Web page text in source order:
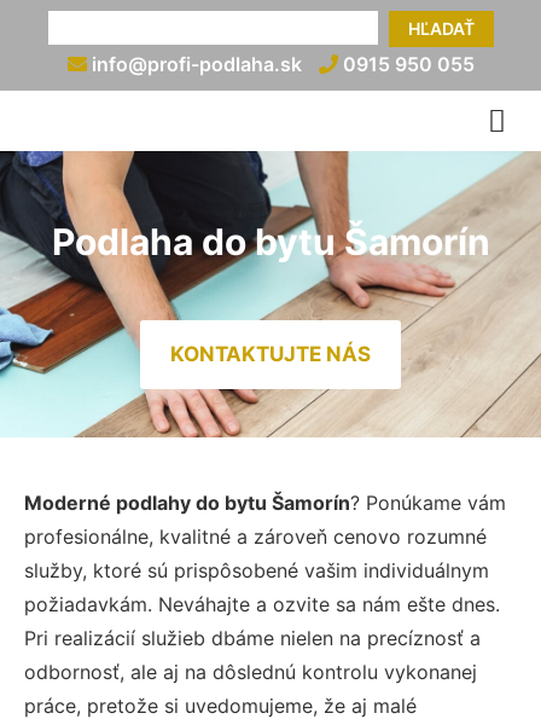
HĽADAŤ
info@profi-podlaha.sk 0915 950 055
Podlaha do bytu Šamorín
KONTAKTUJTE NÁS
Moderné podlahy do bytu Šamorín? Ponúkame vám
profesionálne, kvalitné a zároveň cenovo rozumné
služby, ktoré sú prispôsobené vašim individuálnym
požiadavkám. Neváhajte a ozvite sa nám ešte dnes.
Pri realizácií služieb dbáme nielen na precíznosť a
odbornosť, ale aj na dôslednú kontrolu vykonanej
práce, pretože si uvedomujeme, že aj malé